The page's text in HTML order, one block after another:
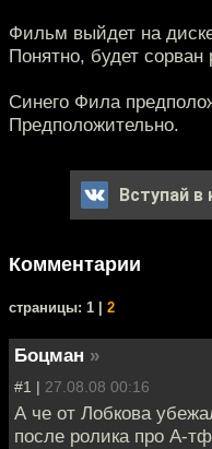
Фильм выйдет на
Понятно, будет сорван
Синего Фила
Предположительно.
Вступай в
Комментарии
cтраницы: 1 | 2
Боцман »
#1 | 27.08.08 00:16
А че от Лобкова
после ролика про А-